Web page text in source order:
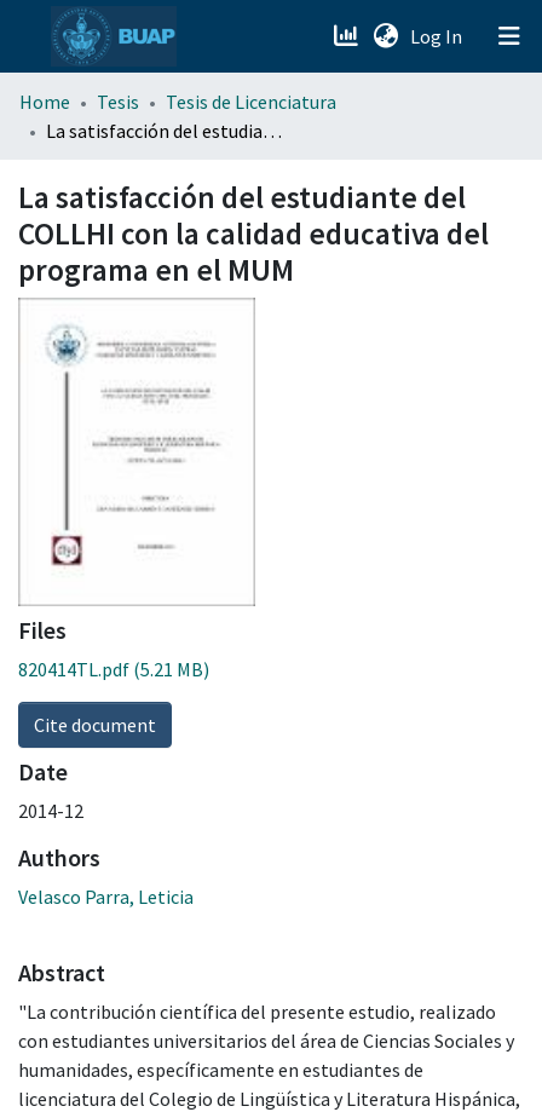
Log In (current)
menu.section.about_menu
Home Tesis
Tesis de Licenciatura
La satisfacción del estudiante del COLLHI con la calidad educativa del programa en el MUM
La satisfacción del estudiante del
COLLHI con la calidad educativa del
programa en el MUM
Files
820414TL.pdf (5.21 MB)
Cite document
Date
2014-12
Authors
Velasco Parra, Leticia
Abstract
"La contribución científica del presente estudio, realizado
con estudiantes universitarios del área de Ciencias Sociales y
humanidades, específicamente en estudiantes de
licenciatura del Colegio de Lingüística y Literatura Hispánica,